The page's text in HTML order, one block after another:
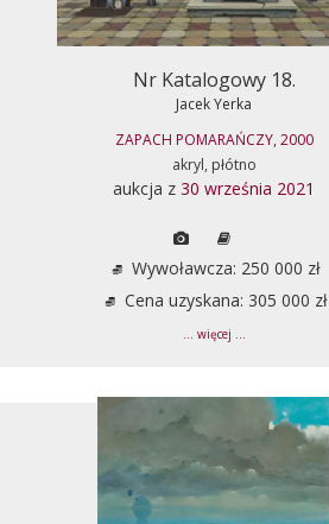
Nr Katalogowy 18.
Jacek Yerka
ZAPACH POMARAŃCZY, 2000
akryl, płótno
aukcja z 30 września 2021
Wywoławcza: 250 000 zł
Cena uzyskana: 305 000 zł
... więcej ...